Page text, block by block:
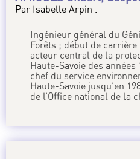
Par Isabelle Arpin .
Ingénieur général du
Forêts ; début de
acteur central de la
Haute-Savoie des années
chef du service
Haute-Savoie jusqu’en
de l’Office national de la